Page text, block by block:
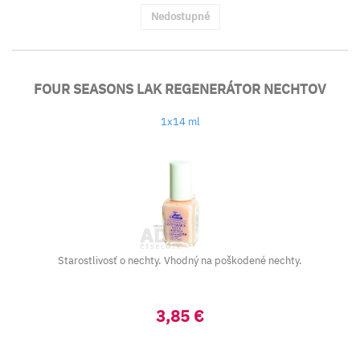
Nedostupné
FOUR SEASONS LAK REGENERÁTOR NECHTOV
1x14 ml
Starostlivosť o nechty. Vhodný na poškodené nechty.
3,85 €